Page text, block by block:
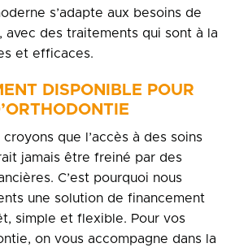
s’adapte aux besoins de
avec des traitements qui sont à la
et efficaces.
DISPONIBLE POUR
que l’accès à des soins
jamais être freiné par des
C’est pourquoi nous
une solution de financement
simple et flexible. Pour vos
on vous accompagne dans la